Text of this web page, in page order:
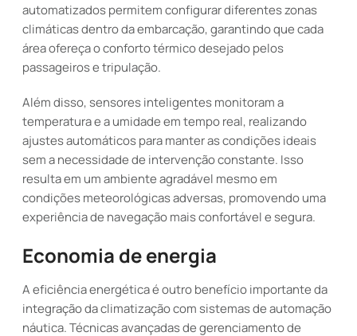
automatizados permitem configurar diferentes zonas
climáticas dentro da embarcação, garantindo que cada
área ofereça o conforto térmico desejado pelos
passageiros e tripulação.
Além disso, sensores inteligentes monitoram a
temperatura e a umidade em tempo real, realizando
ajustes automáticos para manter as condições ideais
sem a necessidade de intervenção constante. Isso
resulta em um ambiente agradável mesmo em
condições meteorológicas adversas, promovendo uma
experiência de navegação mais confortável e segura.
Economia de energia
A eficiência energética é outro benefício importante da
integração da climatização com sistemas de automação
náutica. Técnicas avançadas de gerenciamento de